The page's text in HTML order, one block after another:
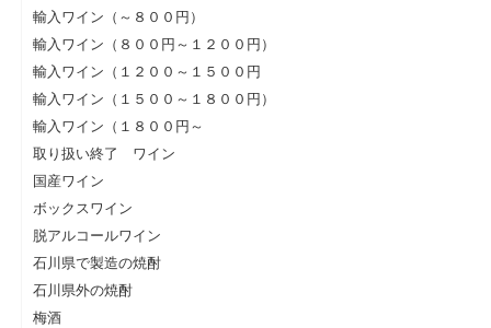
輸入ワイン（～８００円）
輸入ワイン（８００円～１２００円）
輸入ワイン（１２００～１５００円
輸入ワイン（１５００～１８００円）
輸入ワイン（１８００円～
取り扱い終了 ワイン
国産ワイン
ボックスワイン
脱アルコールワイン
石川県で製造の焼酎
石川県外の焼酎
梅酒